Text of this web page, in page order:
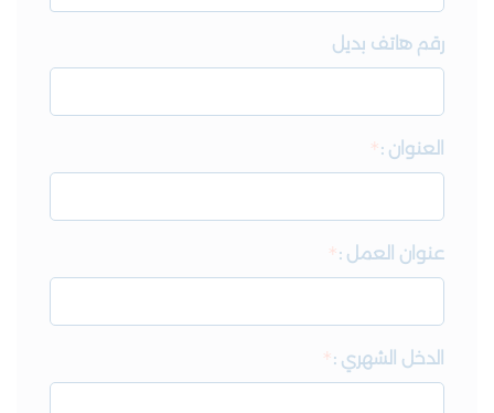
رقم هاتف بديل
العنوان :
عنوان العمل :
الدخل الشهري :